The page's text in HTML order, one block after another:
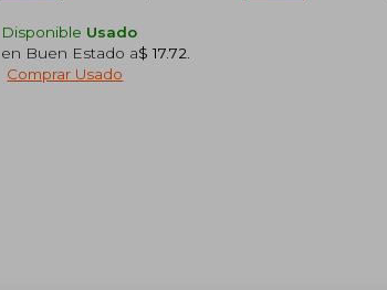
Disponible Usado
en Buen Estado a$ 17.72
Comprar Usado